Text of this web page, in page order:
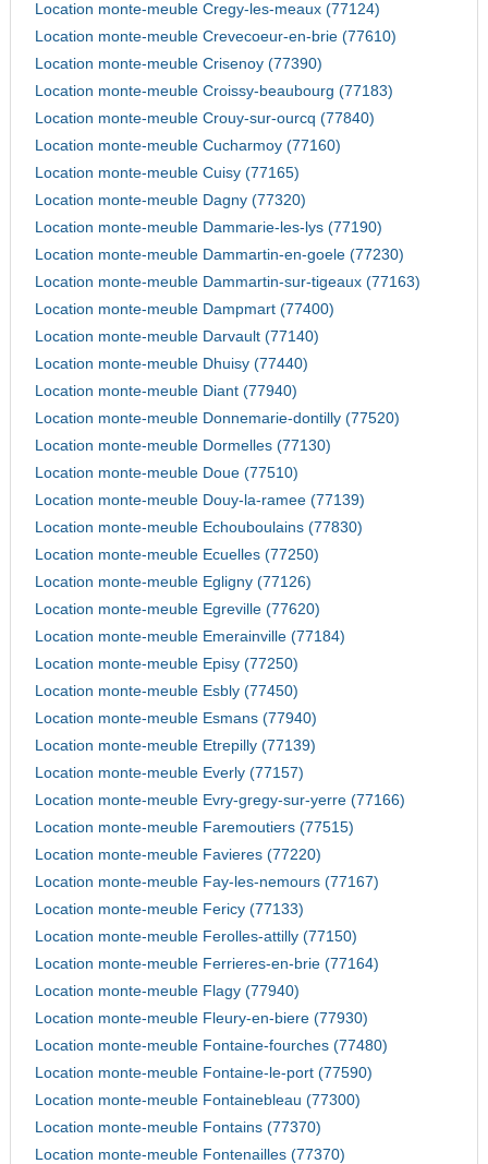
Location monte-meuble Cregy-les-meaux (77124)
Location monte-meuble Crevecoeur-en-brie (77610)
Location monte-meuble Crisenoy (77390)
Location monte-meuble Croissy-beaubourg (77183)
Location monte-meuble Crouy-sur-ourcq (77840)
Location monte-meuble Cucharmoy (77160)
Location monte-meuble Cuisy (77165)
Location monte-meuble Dagny (77320)
Location monte-meuble Dammarie-les-lys (77190)
Location monte-meuble Dammartin-en-goele (77230)
Location monte-meuble Dammartin-sur-tigeaux (77163)
Location monte-meuble Dampmart (77400)
Location monte-meuble Darvault (77140)
Location monte-meuble Dhuisy (77440)
Location monte-meuble Diant (77940)
Location monte-meuble Donnemarie-dontilly (77520)
Location monte-meuble Dormelles (77130)
Location monte-meuble Doue (77510)
Location monte-meuble Douy-la-ramee (77139)
Location monte-meuble Echouboulains (77830)
Location monte-meuble Ecuelles (77250)
Location monte-meuble Egligny (77126)
Location monte-meuble Egreville (77620)
Location monte-meuble Emerainville (77184)
Location monte-meuble Episy (77250)
Location monte-meuble Esbly (77450)
Location monte-meuble Esmans (77940)
Location monte-meuble Etrepilly (77139)
Location monte-meuble Everly (77157)
Location monte-meuble Evry-gregy-sur-yerre (77166)
Location monte-meuble Faremoutiers (77515)
Location monte-meuble Favieres (77220)
Location monte-meuble Fay-les-nemours (77167)
Location monte-meuble Fericy (77133)
Location monte-meuble Ferolles-attilly (77150)
Location monte-meuble Ferrieres-en-brie (77164)
Location monte-meuble Flagy (77940)
Location monte-meuble Fleury-en-biere (77930)
Location monte-meuble Fontaine-fourches (77480)
Location monte-meuble Fontaine-le-port (77590)
Location monte-meuble Fontainebleau (77300)
Location monte-meuble Fontains (77370)
Location monte-meuble Fontenailles (77370)